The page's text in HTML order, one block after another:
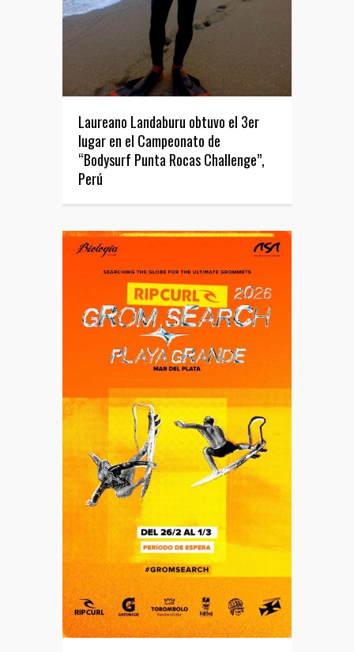
Laureano Landaburu obtuvo el 3er
lugar en el Campeonato de
“Bodysurf Punta Rocas Challenge”,
Perú